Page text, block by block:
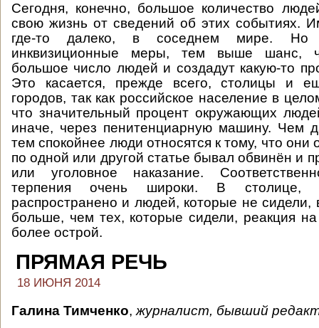
Сегодня, конечно, большое количество
свою жизнь от сведений об этих событиях.
где-то далеко, в соседнем мире.
инквизиционные меры, тем выше шанс,
большое число людей и создадут какую-то
Это касается, прежде всего, столицы и
городов, так как российское население в
что значительный процент окружающих
иначе, через пенитенциарную машину. Чем
тем спокойнее люди относятся к тому, что они
по одной или другой статье бывал обвинён и
или уголовное наказание.
терпения очень широки. В столице,
распространено и людей, которые не сидели,
больше, чем тех, которые сидели, реакция
более острой.
ПРЯМАЯ РЕЧЬ
18 ИЮНЯ 2014
Галина Тимченко, журналист, бывший